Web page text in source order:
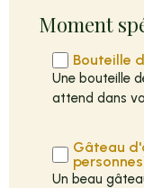
Moment
Bouteille
Une bouteille
attend dans
Gâteau
Un beau